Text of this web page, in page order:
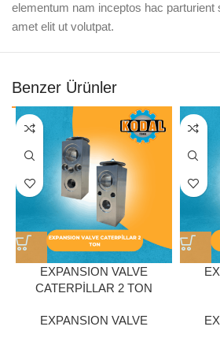
elementum nam inceptos hac parturient
amet elit ut volutpat.
Benzer Ürünler
EXPANSION VALVE
CATERPİLLAR 2 TON
EXPANSION VALVE